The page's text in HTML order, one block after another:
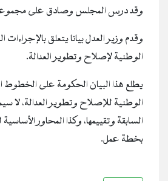
وقد درس المجلس وصادق على مجموعة
وقدم وزير العدل بيانا يتعلق بالإجراءات
الوطنية لإصلاح وتطوير العدالة.
يطلع هذا البيان الحكومة على الخطوط
الوطنية للإصلاح وتطوير العدالة، لا
السابقة وتقييمها، وكذا المحاور
بخطة عمل.